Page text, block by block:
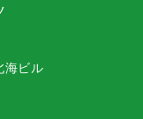
海ビル